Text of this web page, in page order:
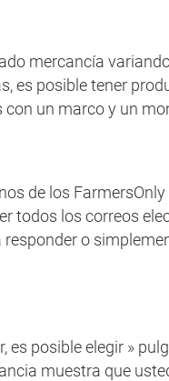
mercancía
es posible tener
un marco y un
de los
todos los correos
o
posible elegir »
muestra que